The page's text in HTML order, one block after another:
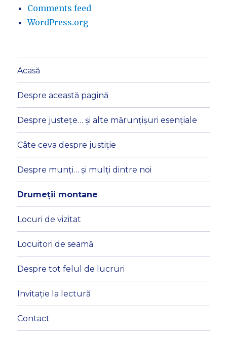
Comments feed
WordPress.org
Acasă
Despre această pagină
Despre justețe… și alte mărunțișuri esențiale
Câte ceva despre justiție
Despre munți… și mulți dintre noi
Drumeții montane
Locuri de vizitat
Locuitori de seamă
Despre tot felul de lucruri
Invitație la lectură
Contact